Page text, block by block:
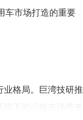
车市场打造的重要
格局。巨湾技研推
下的运输市场带来